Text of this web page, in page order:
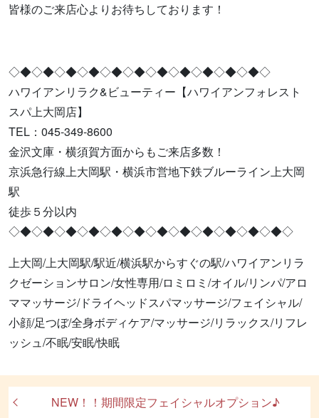
皆様のご来店心よりお待ちしております！
◇◆◇◆◇◆◇◆◇◆◇◆◇◆◇◆◇◆◇◆◇◆◇
ハワイアンリラク&ビューティー【ハワイアンフォレスト
スパ上大岡店】
TEL：045-349-8600
金沢文庫・横須賀方面からもご来店多数！
京浜急行線上大岡駅・横浜市営地下鉄ブルーライン上大岡
駅
徒歩５分以内
◇◆◇◆◇◆◇◆◇◆◇◆◇◆◇◆◇◆◇◆◇◆◇◆◇
上大岡/上大岡駅/駅近/横浜駅からすぐの駅/ハワイアンリラ
クゼーションサロン/女性専用/ロミロミ/オイル/リンパ/アロ
ママッサージ/ドライヘッドスパマッサージ/フェイシャル/
小顔/足つぼ/全身ボディケア/マッサージ/リラックス/リフレ
ッシュ/不眠/安眠/快眠
NEW！！期間限定フェイシャルオプション♪